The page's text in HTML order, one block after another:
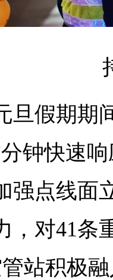
旦假期期
分钟快速
强点线面
，对41条
站积极